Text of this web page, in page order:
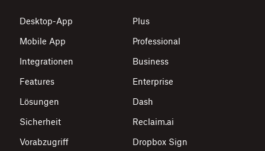
Desktop-App
Mobile App
Integrationen
Features
Lösungen
Sicherheit
Vorabzugriff
Plus
Professional
Business
Enterprise
Dash
Reclaim.ai
Dropbox Sign